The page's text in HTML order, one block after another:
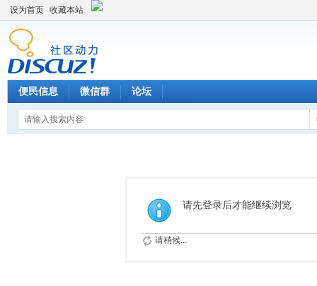
设为首页 收藏本站
便民信息 微信群 论坛
请先登录后才能继续浏览
请稍候...